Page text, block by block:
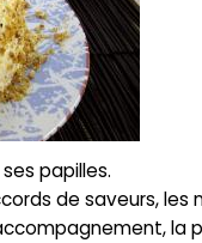
papilles.
de saveurs, les
la